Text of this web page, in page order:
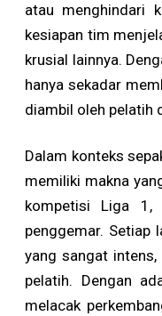
atau menghindari
kesiapan tim
krusial lainnya.
hanya sekadar
diambil oleh pelatih
Dalam konteks
memiliki makna
kompetisi Liga 1,
penggemar.
yang sangat
pelatih. Dengan
melacak